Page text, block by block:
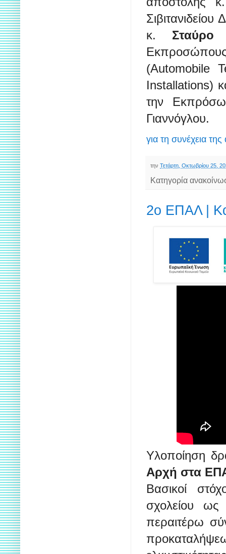
κ. Σταύρο
(Automobile
Installations)
την
Γιαννόγλου.
για τη συνέχεια
την Τετάρτη, Οκτωβρίου 25,
Κατηγορία
2ο ΕΠΑΛ |
Υλοποίηση
Αρχή στα
Βασικοί
σχολείου
περαιτέρω